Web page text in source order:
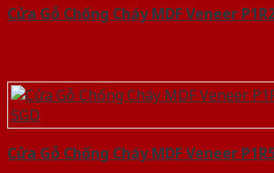
Cửa Gỗ Chống Cháy MDF Veneer
Cửa Gỗ Chống Cháy MDF Veneer